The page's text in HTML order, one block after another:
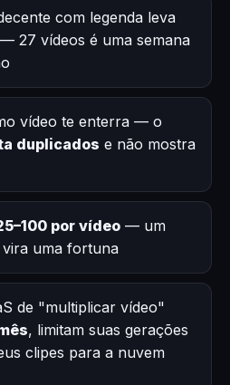
com legenda leva
— 27 vídeos é uma semana
vídeo te enterra — o
duplicados e não mostra
por vídeo — um
uma fortuna
de "multiplicar vídeo"
, limitam suas gerações
clipes para a nuvem